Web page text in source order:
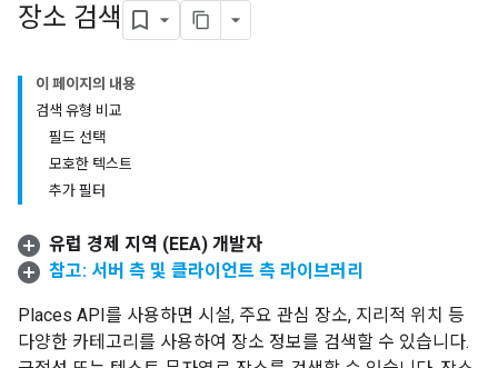
장소 검색
이 페이지의 내용
검색 유형 비교
필드 선택
모호한 텍스트
추가 필터
유럽 경제 지역 (EEA) 개발자
참고: 서버 측 및 클라이언트 측 라이브러리
Places API를 사용하면 시설, 주요 관심 장소, 지리적 위치 등
다양한 카테고리를 사용하여 장소 정보를 검색할 수 있습니다.